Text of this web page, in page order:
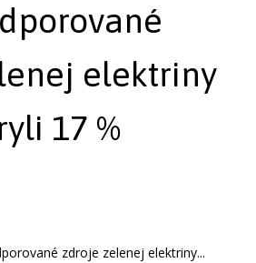
elektriny
17 %
zdroje zelenej elektriny...